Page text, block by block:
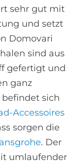
sehr gut mit
und setzt
Domovari
sind aus
gefertigt und
ganz
sich
Accessoires
sorgen die
. Der
umlaufender